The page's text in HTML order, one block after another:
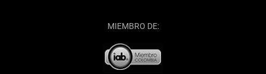
MIEMBRO DE: